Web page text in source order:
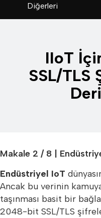
Diğerleri
IIoT
SSL/TLS
Makale 2 / 8 |
Endüstriyel IoT
Ancak bu verinin
taşınması basit bir
2048-bit SSL/TLS